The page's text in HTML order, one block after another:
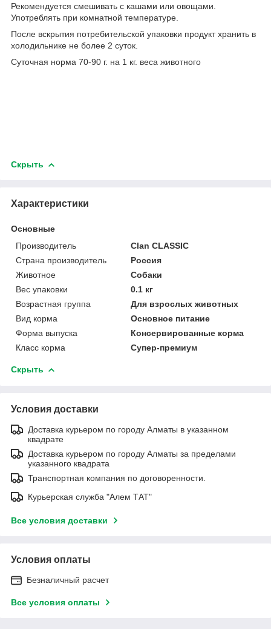
Рекомендуется смешивать с кашами или овощами.
Употреблять при комнатной температуре.
После вскрытия потребительской упаковки продукт хранить в
холодильнике не более 2 суток.
Суточная норма 70-90 г. на 1 кг. веса животного
Скрыть
Характеристики
Основные
Производитель
Clan CLASSIC
Страна производитель
Россия
Животное
Собаки
Вес упаковки
0.1 кг
Возрастная группа
Для взрослых животных
Вид корма
Основное питание
Форма выпуска
Консервированные корма
Класс корма
Супер-премиум
Скрыть
Условия доставки
Доставка курьером по городу Алматы в указанном
квадрате
Доставка курьером по городу Алматы за пределами
указанного квадрата
Транспортная компания по договоренности.
Курьерская служба "Алем ТАТ"
Все условия доставки
Условия оплаты
Безналичный расчет
Все условия оплаты